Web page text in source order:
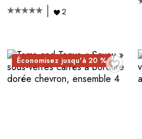
2
♥
Économisez jusqu'à 20 %